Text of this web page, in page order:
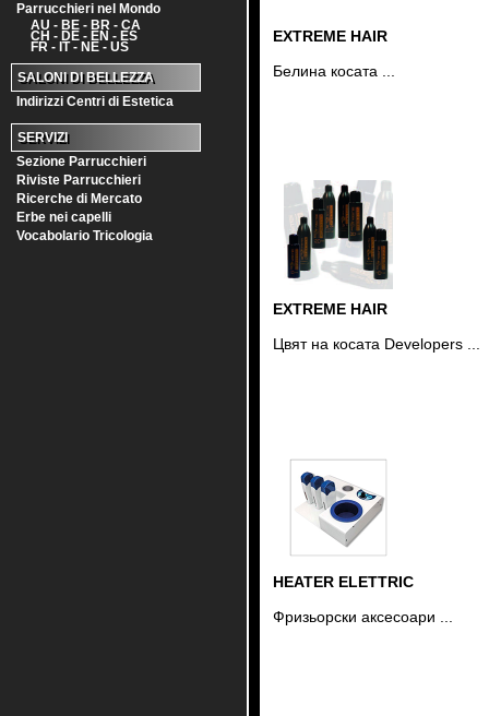
Parrucchieri nel Mondo
AU - BE - BR - CA
CH - DE - EN - ES
FR - IT - NE - US
SALONI DI BELLEZZA
Indirizzi Centri di Estetica
SERVIZI
Sezione Parrucchieri
Riviste Parrucchieri
Ricerche di Mercato
Erbe nei capelli
Vocabolario Tricologia
EXTREME HAIR
Белина косата ...
EXTREME HAIR
Цвят на косата Developers ...
HEATER ELETTRIC
Фризьорски аксесоари ...